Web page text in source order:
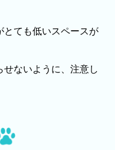
とても低いスペースが
ないように、注意し